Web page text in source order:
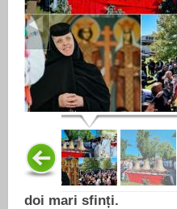
doi mari sfinți.